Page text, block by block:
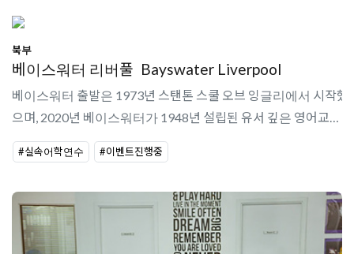
북부
베이스워터 리버풀 Bayswater Liverpool
베이스워터 출발은 1973년 스탠톤 스쿨 오브 잉글리에서 시작했
으며, 2020년 베이스워터가 1948년 설립된 유서 깊은 영어교육
어학원인 유로센터를 인수했다. 베이스워터 리버풀 센터는 8개
의 교실, 학생 라운지와 ..
#실속어학연수 #이벤트진행중